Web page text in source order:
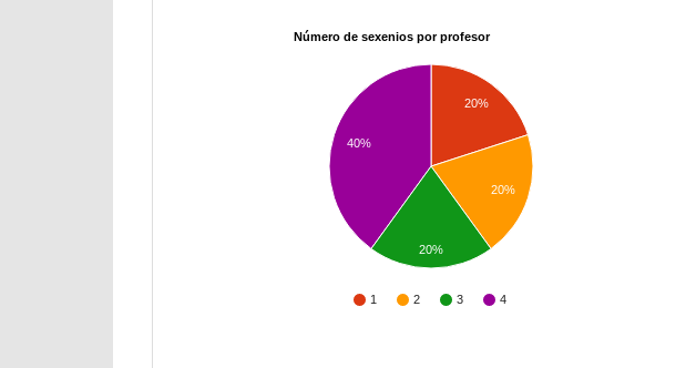
Número de sexenios por profesor
1 2 3 4
20%
20%
40%
20%